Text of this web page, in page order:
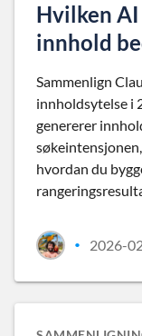
Hvilken
innhold
Sammenlign
innholdsytelse i
genererer
hvordan du
• 2026-